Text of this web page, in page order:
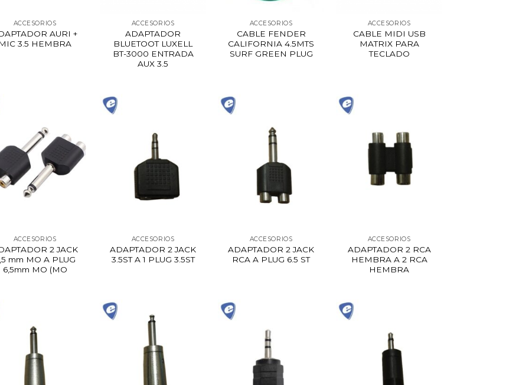
ACCESORIOS
AURI +
3.5 HEMBRA
ACCESORIOS
ADAPTADOR
BLUETOOT LUXELL
BT-3000 ENTRADA
AUX 3.5
ACCESORIOS
CABLE FENDER
CALIFORNIA 4.5MTS
SURF GREEN PLUG
ACCESORIOS
CABLE MIDI USB
MATRIX PARA
TECLADO
ACCESORIOS
2 JACK
mm MO A PLUG
6,5mm MO (MO
ACCESORIOS
ADAPTADOR 2 JACK
3.5ST A 1 PLUG 3.5ST
ACCESORIOS
ADAPTADOR 2 JACK
RCA A PLUG 6.5 ST
ACCESORIOS
ADAPTADOR 2 RCA
HEMBRA A 2 RCA
HEMBRA